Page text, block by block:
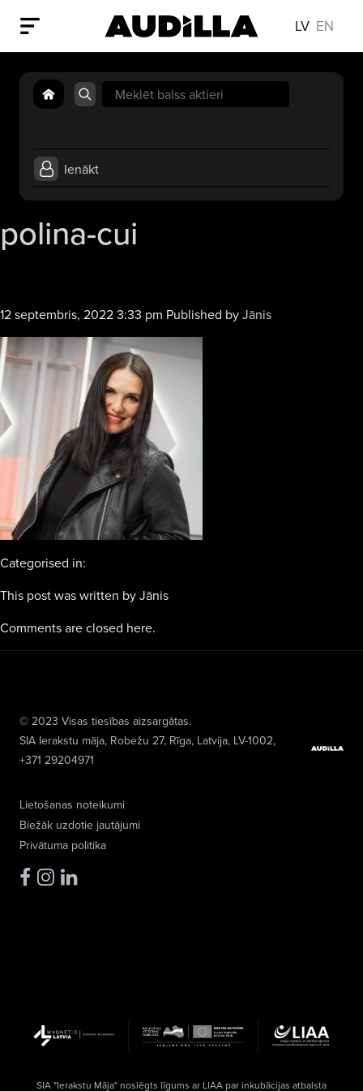
LV EN
Search
for:
Ienākt
polina-cui
12 septembris, 2022 3:33 pm Published byJānis
Categorised in:
This post was written by Jānis
Comments are closed here.
Lietošanas noteikumi
Biežāk uzdotie jautājumi
Privātuma politika
© 2023 Visas tiesības aizsargātas.
SIA Ierakstu māja, Robežu 27, Rīga, Latvija, LV-1002,
+371 29204971
SIA "Ierakstu Māja" noslēgts līgums ar LIAA par inkubācijas atbalsta